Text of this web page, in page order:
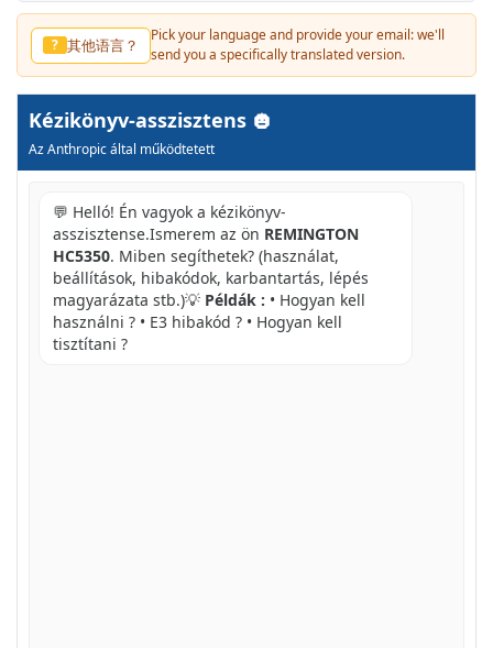
? 其他语言？
Pick your language and provide your email: we'll
send you a specifically translated version.
Kézikönyv-asszisztens
Az Anthropic által működtetett
💬 Helló! Én vagyok a kézikönyv-
asszisztense.Ismerem az ön REMINGTON
HC5350. Miben segíthetek? (használat,
beállítások, hibakódok, karbantartás, lépés
magyarázata stb.)💡 Példák : • Hogyan kell
használni ? • E3 hibakód ? • Hogyan kell
tisztítani ?